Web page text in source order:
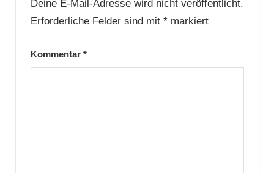
Deine E-Mail-Adresse wird nicht veröffentlicht.
Erforderliche Felder sind mit *markiert
Kommentar *